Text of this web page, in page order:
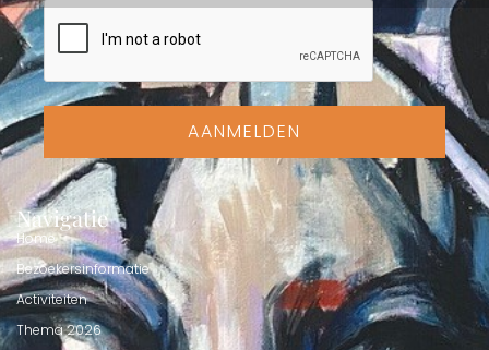
AANMELDEN
Navigatie
Home
Bezoekersinformatie
Activiteiten
Thema 2026